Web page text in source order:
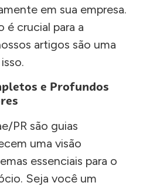
em sua empresa.
é crucial para a
artigos são uma
e Profundos
PR são guias
uma visão
essenciais para o
Seja você um